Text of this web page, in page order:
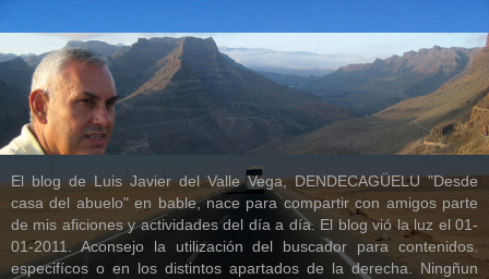
El blog de Luis Javier del Valle Vega, DENDECAGÜELU "Desde
casa del abuelo" en bable, nace para compartir con amigos parte
de mis aficiones y actividades del día a día. El blog vió la luz el 01-
01-2011. Aconsejo la utilización del buscador para contenidos.
especifícos o en los distintos apartados de la derecha. Ningñun